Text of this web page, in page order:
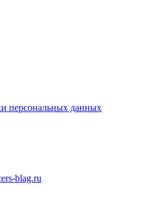
персональных данных
blag.ru